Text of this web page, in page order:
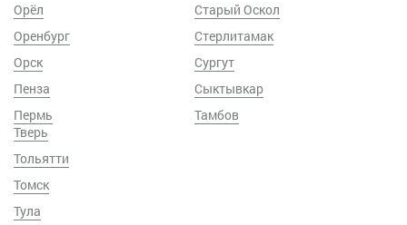
Орёл
Оренбург
Орск
Пенза
Пермь
Старый Оскол
Стерлитамак
Сургут
Сыктывкар
Тамбов
Тверь
Тольятти
Томск
Тула